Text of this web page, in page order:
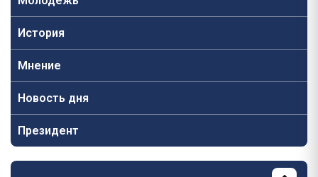
История
Мнение
Новость дня
Президент